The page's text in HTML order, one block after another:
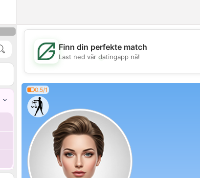
💖
Finn din perfekte match
Last ned vår datingapp nå!
0.5/1